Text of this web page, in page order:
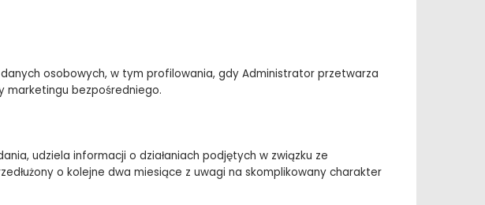
osobowych, w tym profilowania, gdy Administrator przetwarza
marketingu bezpośredniego.
udziela informacji o działaniach podjętych w związku ze
o kolejne dwa miesiące z uwagi na skomplikowany charakter